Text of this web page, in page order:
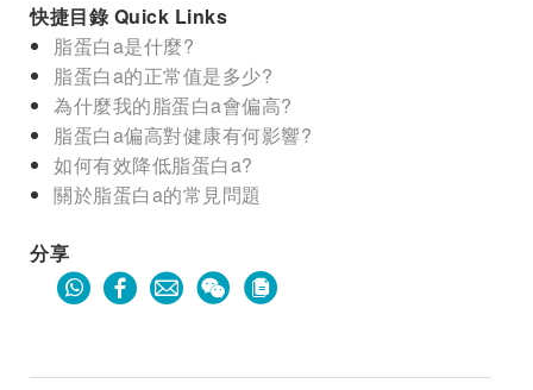
快捷目錄 Quick Links
脂蛋白a是什麼?
脂蛋白a的正常值是多少?
為什麼我的脂蛋白a會偏高?
脂蛋白a偏高對健康有何影響?
如何有效降低脂蛋白a?
關於脂蛋白a的常見問題
分享